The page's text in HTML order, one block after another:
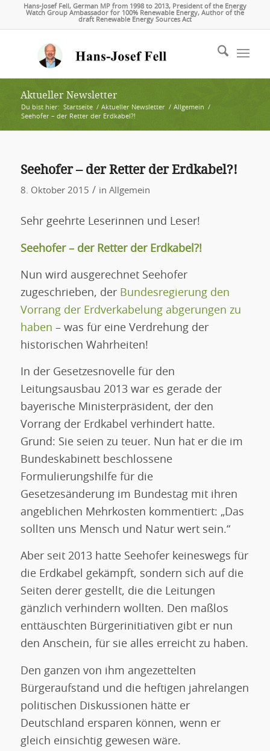
Hans-Josef Fell, German MP from 1998 to 2013, President of the Energy
Watch Group Ambassador for 100% Renewable Energy, Author of the
draft Renewable Energy Sources Act
Aktueller Newsletter
Du bist hier: Startseite / Aktueller Newsletter / Allgemein
/
Seehofer – der Retter der Erdkabel?!
Seehofer – der Retter der Erdkabel?!
8. Oktober 2015 / in Allgemein
Sehr geehrte Leserinnen und Leser!
Seehofer – der Retter der Erdkabel?!
Nun wird ausgerechnet Seehofer
zugeschrieben, der Bundesregierung den
Vorrang der Erdverkabelung abgerungen zu
haben – was für eine Verdrehung der
historischen Wahrheiten!
In der Gesetzesnovelle für den
Leitungsausbau 2013 war es gerade der
bayerische Ministerpräsident, der den
Vorrang der Erdkabel verhindert hatte.
Grund: Sie seien zu teuer. Nun hat er die im
Bundeskabinett beschlossene
Formulierungshilfe für die
Gesetzesänderung im Bundestag mit ihren
angeblichen Mehrkosten kommentiert: „Das
sollten uns Mensch und Natur wert sein.“
Aber seit 2013 hatte Seehofer keineswegs für
die Erdkabel gekämpft, sondern sich auf die
Seiten derer gestellt, die die Leitungen
gänzlich verhindern wollten. Den maßlos
enttäuschten Bürgerinitiativen gibt er nun
den Anschein, für sie alles erreicht zu haben.
Den ganzen von ihm angezettelten
Bürgeraufstand und die heftigen jahrelangen
politischen Diskussionen hätte er
Deutschland ersparen können, wenn er
gleich einsichtig gewesen wäre.